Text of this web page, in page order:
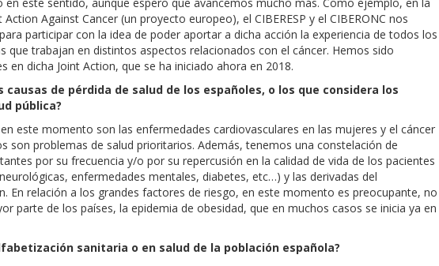
Against Cancer (un proyecto europeo), el CIBERESP y el CIBERONC nos
participar con la idea de poder aportar a dicha acción la experiencia de todos los
que trabajan en distintos aspectos relacionados con el cáncer. Hemos sido
en dicha Joint Action, que se ha iniciado ahora en 2018.
causas de pérdida de salud de los españoles, o los que considera los
pública?
este momento son las enfermedades cardiovasculares en las mujeres y el cáncer
son problemas de salud prioritarios. Además, tenemos una constelación de
por su frecuencia y/o por su repercusión en la calidad de vida de los pacientes
enfermedades mentales, diabetes, etc…) y las derivadas del
En relación a los grandes factores de riesgo, en este momento es preocupante, no
parte de los países, la epidemia de obesidad, que en muchos casos se inicia ya en
sanitaria o en salud de la población española?